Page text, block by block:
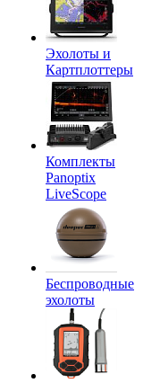
Эхолоты и
Картплоттеры
Комплекты
Panoptix
LiveScope
Беспроводные
эхолоты